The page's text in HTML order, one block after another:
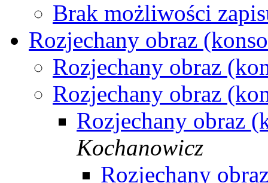
Brak możliwości
Rozjechany obraz
Rozjechany obraz
Rozjechany obraz
Rozjechany obraz
Kochanowicz
Rozjechany